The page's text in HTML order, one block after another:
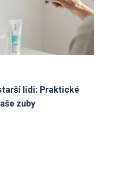
lidi: Praktické
zuby